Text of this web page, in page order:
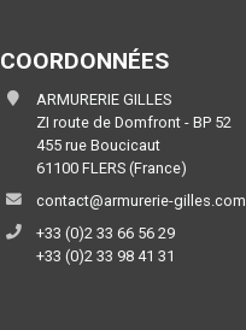
COORDONNÉES
ARMURERIE GILLES
ZI route de Domfront - BP 52
455 rue Boucicaut
61100 FLERS (France)
contact@armurerie-gilles.com
+33 (0)2 33 66 56 29
+33 (0)2 33 98 41 31